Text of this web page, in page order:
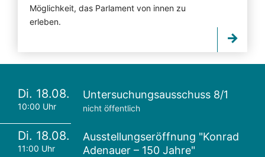
Möglichkeit, das Parlament von innen zu
erleben.
Di. 18.08.
10:00 Uhr
Untersuchungsausschuss 8/1
nicht öffentlich
Di. 18.08.
11:00 Uhr
Ausstellungseröffnung "Konrad
Adenauer – 150 Jahre"